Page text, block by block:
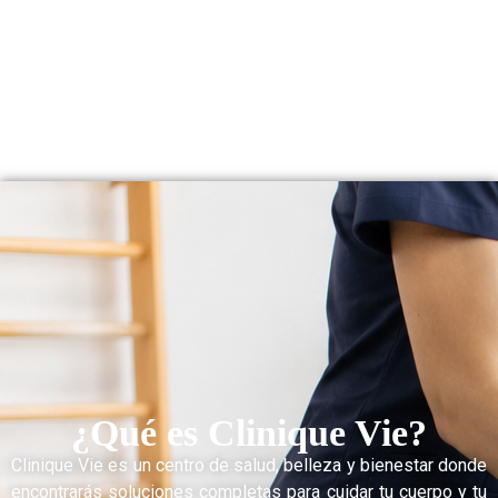
¿Qué es Clinique Vie?
Clinique Vie es un centro de salud, belleza y bienestar donde
encontrarás soluciones completas para cuidar tu cuerpo y tu